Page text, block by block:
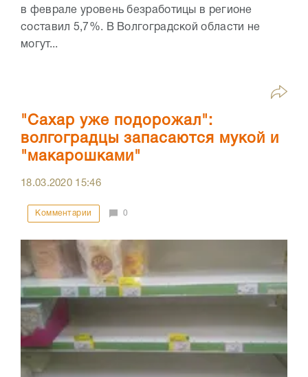
в феврале уровень безработицы в регионе
составил 5,7%. В Волгоградской области не
могут...
"Сахар уже подорожал":
волгоградцы запасаются мукой и
"макарошками"
18.03.2020 15:46
Комментарии 0